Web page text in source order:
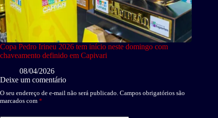
Copa Pedro Irineu 2026 tem início neste domingo com
chaveamento definido em Capivari
08/04/2026
Deixe um comentário
O seu endereço de e-mail não será publicado. Campos obrigatórios são
marcados com *